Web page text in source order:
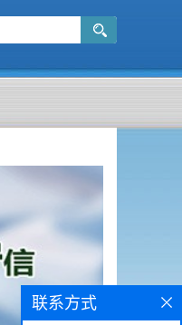
联系方式